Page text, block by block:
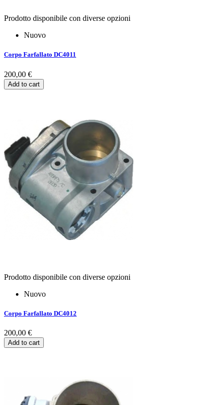
Prodotto disponibile con diverse opzioni
Nuovo
Corpo Farfallato DC4011
200,00 €
Add to cart
Prodotto disponibile con diverse opzioni
Nuovo
Corpo Farfallato DC4012
200,00 €
Add to cart